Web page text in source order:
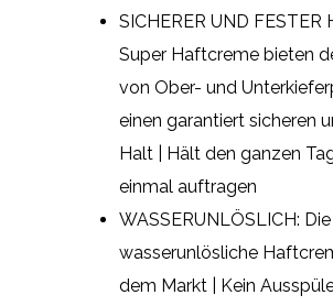
SICHERER UND FESTER
Super Haftcreme bieten
von Ober- und
einen garantiert sicheren
Halt | Hält den ganzen
einmal auftragen
WASSERUNLÖSLICH:
wasserunlösliche
dem Markt | Kein